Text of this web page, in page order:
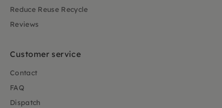
Reduce Reuse Recycle
Reviews
Customer service
Contact
FAQ
Dispatch